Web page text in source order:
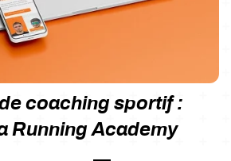
coaching sportif :
Running Academy